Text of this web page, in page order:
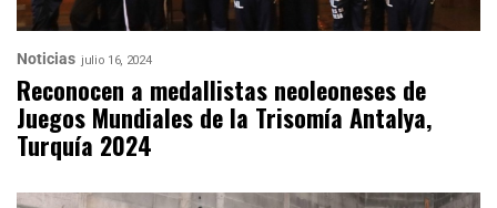
Noticias julio 16, 2024
Reconocen a medallistas neoleoneses de
Juegos Mundiales de la Trisomía Antalya,
Turquía 2024